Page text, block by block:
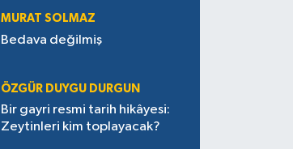
MURAT SOLMAZ
Bedava değilmiş
ÖZGÜR DUYGU DURGUN
Bir gayri resmi tarih hikâyesi:
Zeytinleri kim toplayacak?